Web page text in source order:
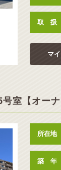
取 扱
マ
室【オーナ
所在地
築 年